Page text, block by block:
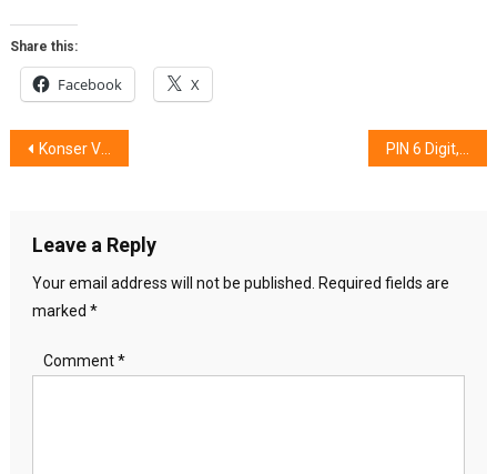
Share this:
Facebook X
Post
Konser Virtual Interaktif 3 Negara
Leave a Reply
Your email address will not be published.
Required fields are
marked *
Comment*